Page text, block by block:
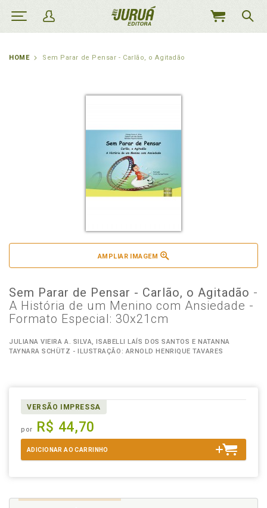
MEU
HOME Sem Parar de Pensar - Carlão, o Agitadão
AMPLIAR IMAGEM
Sem Parar de Pensar - Carlão, o Agitadão -
A História de um Menino com Ansiedade -
Formato Especial: 30x21cm
JULIANA VIEIRA A. SILVA, ISABELLI LAÍS DOS SANTOS E NATANNA
TAYNARA SCHÜTZ - ILUSTRAÇÃO: ARNOLD HENRIQUE TAVARES
VERSÃO IMPRESSA
por R$ 44,70
ADICIONAR AO CARRINHO